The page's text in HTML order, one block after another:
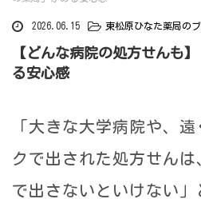
2026.06.15 東松原ひなた薬局の
【どんな病院の処方せんも
る安心感
「大きな大学病院や、
クで出された処方せん
で出さないといけない